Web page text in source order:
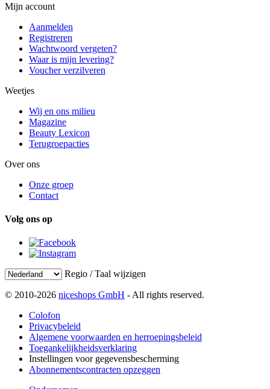
Mijn account
Aanmelden
Registreren
Wachtwoord vergeten?
Waar is mijn levering?
Voucher verzilveren
Weetjes
Wij en ons milieu
Magazine
Beauty Lexicon
Terugroepacties
Over ons
Onze groep
Contact
Volg ons op
Regio / Taal wijzigen
© 2010-2026 niceshops GmbH - All rights reserved.
Colofon
Privacybeleid
Algemene voorwaarden en herroepingsbeleid
Toegankelijkheidsverklaring
Instellingen voor gegevensbescherming
Abonnementscontracten opzeggen